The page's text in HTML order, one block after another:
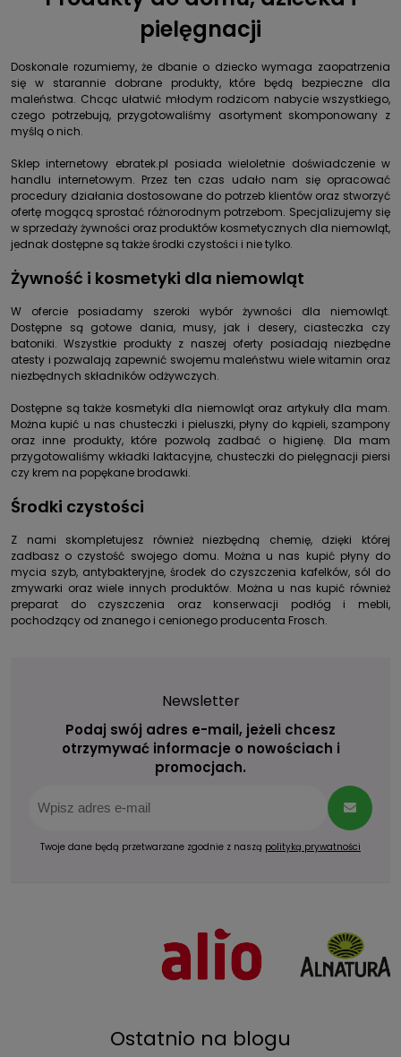
pielęgnacji
Doskonale rozumiemy, że dbanie o dziecko wymaga zaopatrzenia
się w starannie dobrane produkty, które będą bezpieczne dla
maleństwa. Chcąc ułatwić młodym rodzicom nabycie wszystkiego,
czego potrzebują, przygotowaliśmy asortyment skomponowany z
myślą o nich.
Sklep internetowy ebratek.pl posiada wieloletnie doświadczenie w
handlu internetowym. Przez ten czas udało nam się opracować
procedury działania dostosowane do potrzeb klientów oraz stworzyć
ofertę mogącą sprostać różnorodnym potrzebom. Specjalizujemy się
w sprzedaży żywności oraz produktów kosmetycznych dla niemowląt,
jednak dostępne są także środki czystości i nie tylko.
Żywność i kosmetyki dla niemowląt
W ofercie posiadamy szeroki wybór żywności dla niemowląt.
Dostępne są gotowe dania, musy, jak i desery, ciasteczka czy
batoniki. Wszystkie produkty z naszej oferty posiadają niezbędne
atesty i pozwalają zapewnić swojemu maleństwu wiele witamin oraz
niezbędnych składników odżywczych.
Dostępne są także kosmetyki dla niemowląt oraz artykuły dla mam.
Można kupić u nas chusteczki i pieluszki, płyny do kąpieli, szampony
oraz inne produkty, które pozwolą zadbać o higienę. Dla mam
przygotowaliśmy wkładki laktacyjne, chusteczki do pielęgnacji piersi
czy krem na popękane brodawki.
Środki czystości
Z nami skompletujesz również niezbędną chemię, dzięki której
zadbasz o czystość swojego domu. Można u nas kupić płyny do
mycia szyb, antybakteryjne, środek do czyszczenia kafelków, sól do
zmywarki oraz wiele innych produktów. Można u nas kupić również
preparat do czyszczenia oraz konserwacji podłóg i mebli,
pochodzący od znanego i cenionego producenta Frosch.
Newsletter
Podaj swój adres e-mail, jeżeli chcesz
otrzymywać informacje o nowościach i
promocjach.
Twoje dane będą przetwarzane zgodnie z naszą polityką prywatności
Ostatnio na blogu